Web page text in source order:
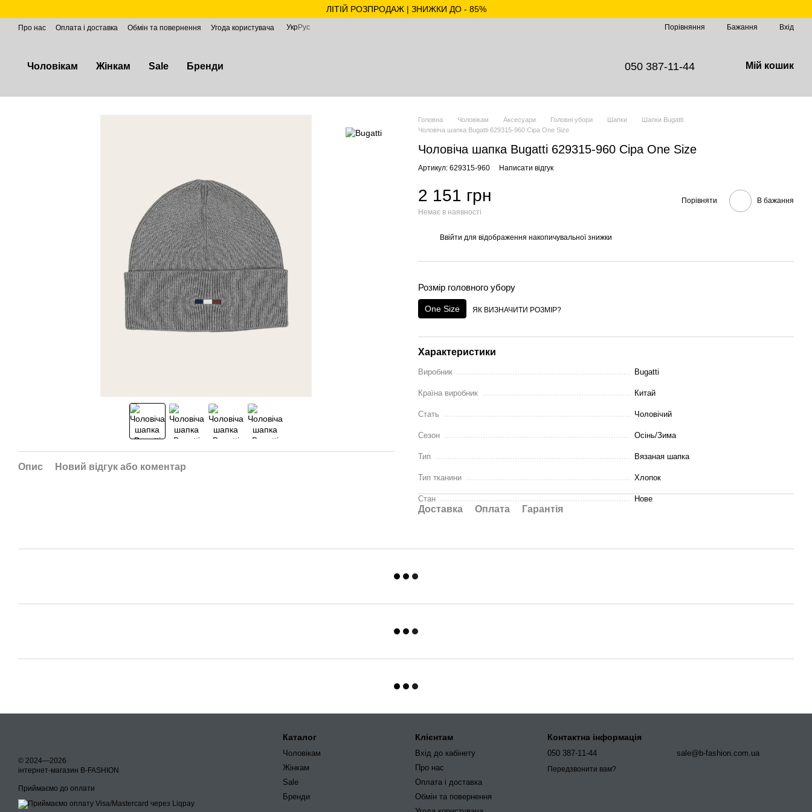
ЛІТІЙ РОЗПРОДАЖ | ЗНИЖКИ ДО - 85%
Про нас Оплата і доставка Обмін та повернення Угода користувача УкрРус Порівняння Бажання Вхід
Чоловікам Жінкам Sale Бренди 050 387-11-44 Мій кошик
Опис Новий відгук або коментар
Головна Чоловікам Аксесуари Головні убори Шапки
Шапки Bugatti
Чоловіча шапка Bugatti 629315-960 Сіра One Size
Чоловіча шапка Bugatti 629315-960 Сіра One Size
Артикул: 629315-960 Написати відгук
2 151 грн
Немає в наявності
Порівняти В бажання
Ввійти для відображення накопичувальної знижки
Розмір головного убору
One Size ЯК ВИЗНАЧИТИ РОЗМІР?
Характеристики
Виробник Bugatti
Країна виробник Китай
Стать Чоловічий
Сезон Осінь/Зима
Тип Вязаная шапка
Тип тканини Хлопок
Стан Нове
Доставка Оплата Гарантія
© 2024—2026
інтернет-магазин B-FASHION
Приймаємо до оплати
Каталог
Чоловікам
Жінкам
Sale
Бренди
Клієнтам
Вхід до кабінету
Про нас
Оплата і доставка
Обмін та повернення
Контактна інформація
050 387-11-44
Передзвонити вам?
sale@b-fashion.com.ua